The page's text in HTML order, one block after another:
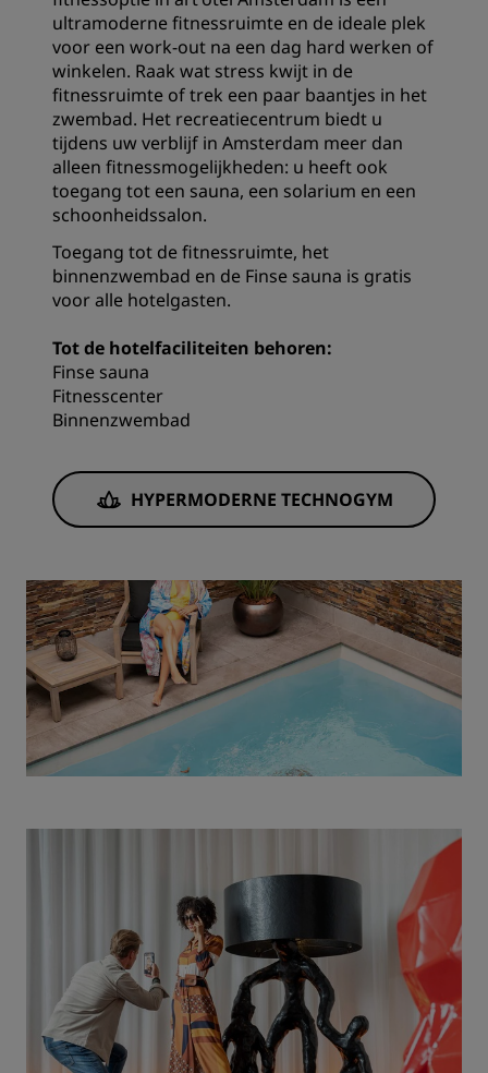
ultramoderne fitnessruimte en de ideale plek
voor een work-out na een dag hard werken of
winkelen. Raak wat stress kwijt in de
fitnessruimte of trek een paar baantjes in het
zwembad. Het recreatiecentrum biedt u
tijdens uw verblijf in Amsterdam meer dan
alleen fitnessmogelijkheden: u heeft ook
toegang tot een sauna, een solarium en een
schoonheidssalon.
Toegang tot de fitnessruimte, het
binnenzwembad en de Finse sauna is gratis
voor alle hotelgasten.
Tot de hotelfaciliteiten behoren:
Finse sauna
Fitnesscenter
Binnenzwembad
HYPERMODERNE TECHNOGYM